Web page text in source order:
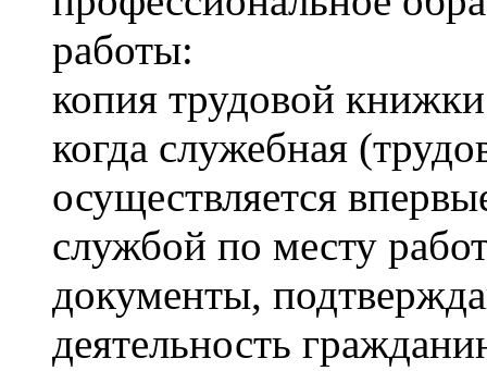
работы:
копия трудовой
когда служебная
осуществляется
службой по месту
документы,
деятельность